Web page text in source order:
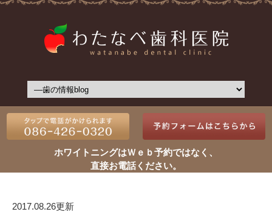
ホワイトニングはＷｅｂ予約ではなく、
直接お電話ください。
2017.08.26更新